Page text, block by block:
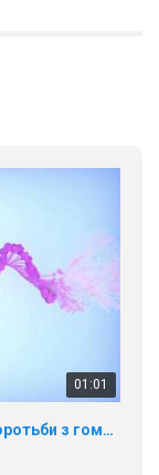
01:01
17 травня IDAHO. Міжнародний день боротьби з гомофобією трансфобією і біфобія.